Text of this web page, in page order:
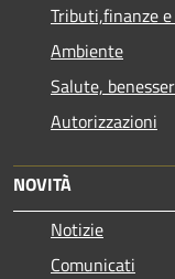
Tributi,finanze
Ambiente
Salute,
Autorizzazioni
NOVITÀ
Notizie
Comunicati